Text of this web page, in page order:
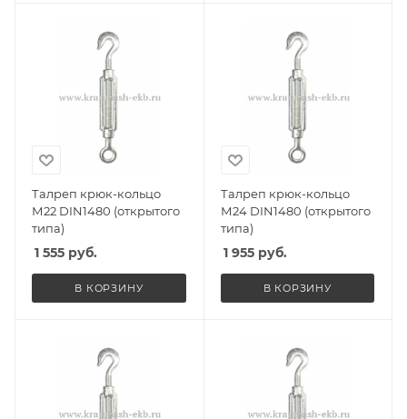
Талреп крюк-кольцо
М22 DIN1480 (открытого
типа)
1 555 руб.
В КОРЗИНУ
Талреп крюк-кольцо
М24 DIN1480 (открытого
типа)
1 955руб.
В КОРЗИНУ